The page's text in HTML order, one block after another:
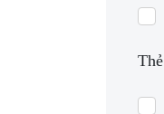
Thẻ